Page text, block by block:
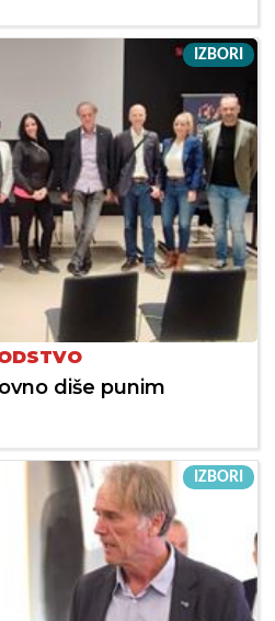
IZBORI
diše punim
IZBORI